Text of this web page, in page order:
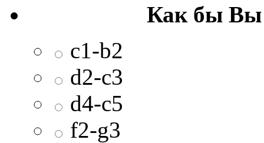
Как бы Вы
c1-b2
d2-c3
d4-c5
f2-g3